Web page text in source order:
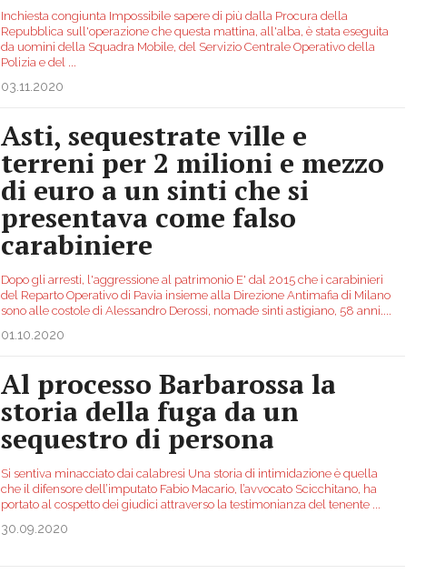
Inchiesta congiunta Impossibile sapere di più dalla Procura della
Repubblica sull'operazione che questa mattina, all'alba, è stata eseguita
da uomini della Squadra Mobile, del Servizio Centrale Operativo della
Polizia e del
03.11.2020
Asti, sequestrate ville e
terreni per 2 milioni e mezzo
di euro a un sinti che si
presentava come falso
carabiniere
Dopo gli arresti, l'aggressione al patrimonio E' dal 2015 che i carabinieri
del Reparto Operativo di Pavia insieme alla Direzione Antimafia di Milano
sono alle costole di Alessandro Derossi, nomade sinti astigiano, 58 anni.
01.10.2020
Al processo Barbarossa la
storia della fuga da un
sequestro di persona
Si sentiva minacciato dai calabresi Una storia di intimidazione è quella
che il difensore dell’imputato Fabio Macario, l’avvocato Scicchitano, ha
portato al cospetto dei giudici attraverso la testimonianza del tenente
30.09.2020